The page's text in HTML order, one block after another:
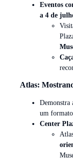
Eventos
a 4 de
Atlas:
Demonstra
um
Center